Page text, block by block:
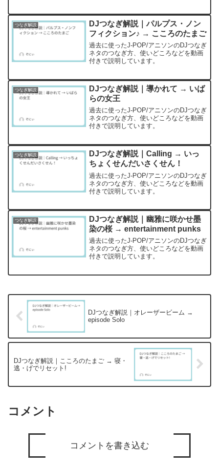
つなぎ解説
DJつなぎ解説｜パルプス・ノン
フィクション♪ → こころのたまご
過去に使ったJ-POP/アニソンのDJつなぎ
ネタのつなぎ方、使いどころなどを動画
付きで説明しています。
つなぎ解説
DJつなぎ解説｜導かれて → いば
らの女王
過去に使ったJ-POP/アニソンのDJつなぎ
ネタのつなぎ方、使いどころなどを動画
付きで説明しています。
つなぎ解説
DJつなぎ解説｜Calling → いっ
ちょくせんだいさくせん！
過去に使ったJ-POP/アニソンのDJつなぎ
ネタのつなぎ方、使いどころなどを動画
付きで説明しています。
つなぎ解説
DJつなぎ解説｜幽雅に咲かせ墨
染の桜 → entertainment punks
過去に使ったJ-POP/アニソンのDJつなぎ
ネタのつなぎ方、使いどころなどを動画
付きで説明しています。
DJつなぎ解説｜オレーザービーム →
episode Solo
DJつなぎ解説｜こころのたまご → 寝・
逃・げでリセット!
コメント
コメントを書き込む